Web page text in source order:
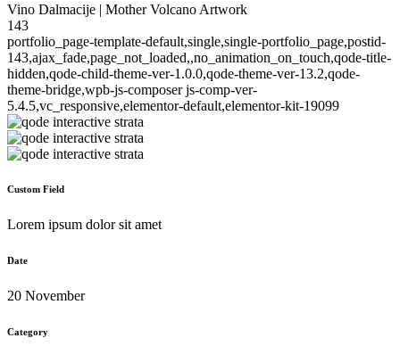
Vino Dalmacije | Mother Volcano Artwork
143
portfolio_page-template-default,single,single-portfolio_page,postid-
143,ajax_fade,page_not_loaded,,no_animation_on_touch,qode-title-
hidden,qode-child-theme-ver-1.0.0,qode-theme-ver-13.2,qode-
theme-bridge,wpb-js-composer js-comp-ver-
5.4.5,vc_responsive,elementor-default,elementor-kit-19099
Custom Field
Lorem ipsum dolor sit amet
Date
20 November
Category